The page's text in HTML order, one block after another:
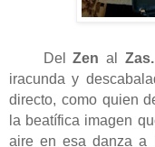
DelZen al Zas.
iracunda y
directo, como quien
la beatífica imagen
aire en esa danza a